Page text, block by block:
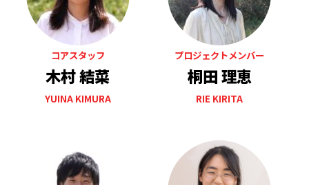
コアスタッフ
木村 結菜
YUINA KIMURA
プロジェクトメンバー
桐田 理恵
RIE KIRITA